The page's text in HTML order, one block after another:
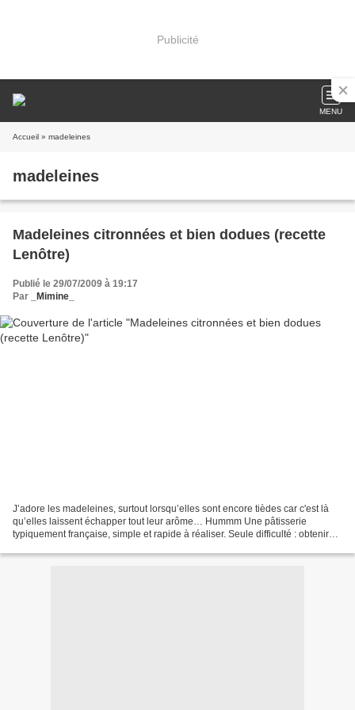
Publicité
MENU
Accueil » madeleines
madeleines
Madeleines citronnées et bien dodues (recette
Lenôtre)
Publié le 29/07/2009 à 19:17
Par
_Mimine_
J’adore les madeleines, surtout lorsqu’elles sont encore tièdes car c'est là
qu’elles laissent échapper tout leur arôme… Hummm Une pâtisserie
typiquement française, simple et rapide à réaliser. Seule difficulté : obtenir